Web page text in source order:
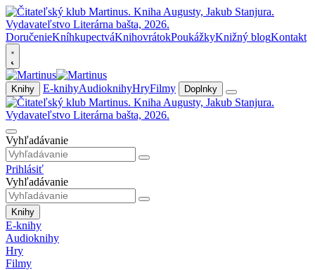
DoručenieKníhkupectváKnihovrátokPoukážkyKnižný blogKontakt
Knihy E-knihyAudioknihyHryFilmy Doplnky
Vyhľadávanie
Prihlásiť
Vyhľadávanie
Knihy
E-knihy
Audioknihy
Hry
Filmy